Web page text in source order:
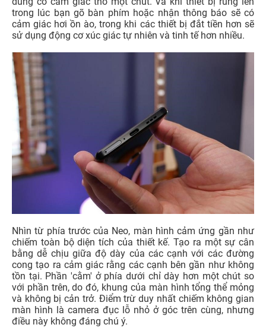
trong lúc bạn gõ bàn phím hoặc nhận thông báo sẽ có
cảm giác hơi ồn ào, trong khi các thiết bị đắt tiền hơn sẽ
sử dụng động cơ xúc giác tự nhiên và tinh tế hơn nhiều.
Nhìn từ phía trước của Neo, màn hình cảm ứng gần như
chiếm toàn bộ diện tích của thiết kế. Tạo ra một sự cân
bằng dễ chịu giữa độ dày của các cạnh với các đường
cong tạo ra cảm giác rằng các cạnh bên gần như không
tồn tại. Phần 'cằm' ở phía dưới chỉ dày hơn một chút so
với phần trên, do đó, khung của màn hình tổng thể mỏng
và không bị cản trở. Điểm trừ duy nhất chiếm không gian
màn hình là camera đục lỗ nhỏ ở góc trên cùng, nhưng
điều này không đáng chú ý.